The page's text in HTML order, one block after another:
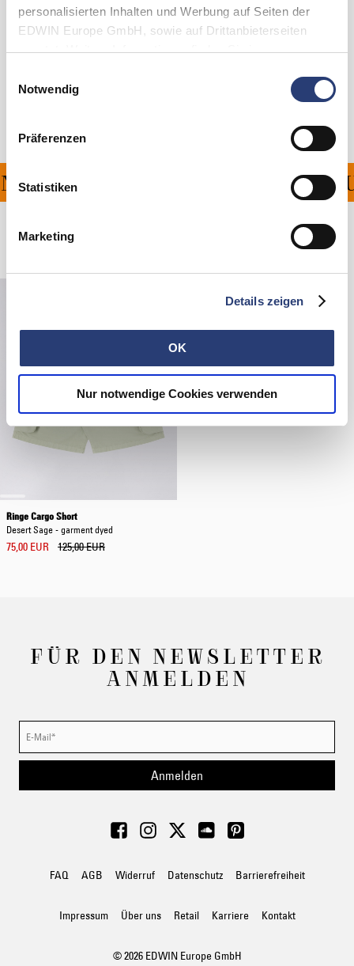
personalisierten Inhalten und Werbung auf Seiten der
EDWIN Europe GmbH, sowie auf Drittanbieterseiten
genutzt. Weitere Informationen finden Sie in
von Cookies ablehnen oder jederzeit über Ihre Browser
Notwendig
Präferenzen
Statistiken
Marketing
Details zeigen
OK
Nur notwendige Cookies verwenden
Details
FÜR ALLE
Verwandte Artikel
Ringe Cargo Short
Desert Sage - garment dyed
75,00 EUR 125,00 EUR
FÜR DEN NEWSLETTER
ANMELDEN
Anmelden
FAQ AGB Widerruf Datenschutz Barrierefreiheit
Impressum Über uns Retail Karriere Kontakt
© 2026 EDWIN Europe GmbH